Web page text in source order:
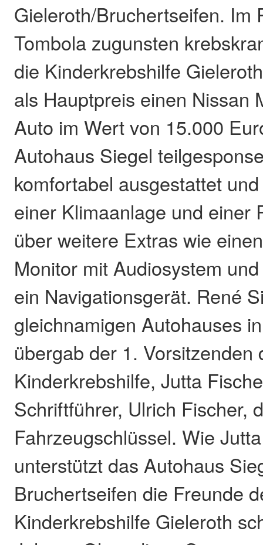
Gieleroth/Bruchertseifen. Im
Tombola zugunsten
die Kinderkrebshilfe
als Hauptpreis einen Nissan
Auto im Wert von 15.000
Autohaus Siegel
komfortabel ausgestattet
einer Klimaanlage und einer
über weitere Extras wie
Monitor mit Audiosystem
ein Navigationsgerät. René
gleichnamigen Autohauses
übergab der 1. Vorsitzenden
Kinderkrebshilfe, Jutta
Schriftführer, Ulrich Fischer,
Fahrzeugschlüssel. Wie
unterstützt das Autohaus
Bruchertseifen die Freunde
Kinderkrebshilfe Gieleroth